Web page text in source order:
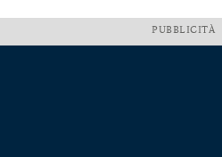
PUBBLICITÀ